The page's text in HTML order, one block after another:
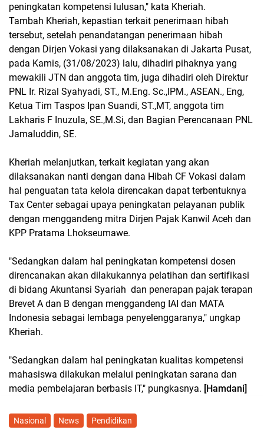
peningkatan kompetensi lulusan," kata Kheriah.
Tambah Kheriah, kepastian terkait penerimaan hibah
tersebut, setelah penandatangan penerimaan hibah
dengan Dirjen Vokasi yang dilaksanakan di Jakarta Pusat,
pada Kamis, (31/08/2023) lalu, dihadiri pihaknya yang
mewakili JTN dan anggota tim, juga dihadiri oleh Direktur
PNL Ir. Rizal Syahyadi, ST., M.Eng. Sc.,IPM., ASEAN., Eng,
Ketua Tim Taspos Ipan Suandi, ST.,MT, anggota tim
Lakharis F Inuzula, SE.,M.Si, dan Bagian Perencanaan PNL
Jamaluddin, SE.
Kheriah melanjutkan, terkait kegiatan yang akan
dilaksanakan nanti dengan dana Hibah CF Vokasi dalam
hal penguatan tata kelola direncakan dapat terbentuknya
Tax Center sebagai upaya peningkatan pelayanan publik
dengan menggandeng mitra Dirjen Pajak Kanwil Aceh dan
KPP Pratama Lhokseumawe.
"Sedangkan dalam hal peningkatan kompetensi dosen
direncanakan akan dilakukannya pelatihan dan sertifikasi
di bidang Akuntansi Syariah dan penerapan pajak terapan
Brevet A dan B dengan menggandeng IAI dan MATA
Indonesia sebagai lembaga penyelenggaranya," ungkap
Kheriah.
"Sedangkan dalam hal peningkatan kualitas kompetensi
mahasiswa dilakukan melalui peningkatan sarana dan
media pembelajaran berbasis IT," pungkasnya. [Hamdani]
Nasional News Pendidikan